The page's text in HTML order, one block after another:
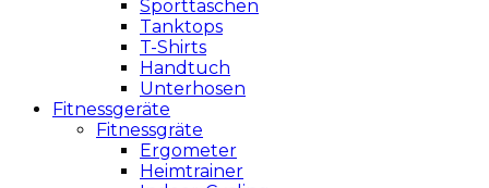
Sporttaschen
Tanktops
T-Shirts
Handtuch
Unterhosen
Fitnessgeräte
Fitnessgräte
Ergometer
Heimtrainer